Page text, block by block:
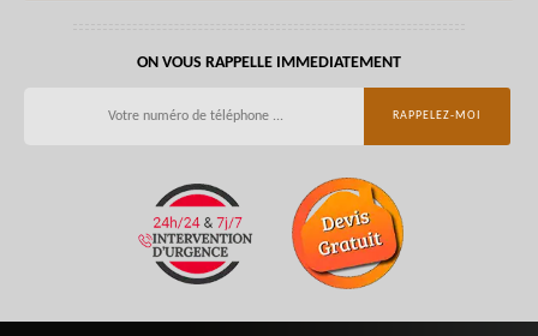
ON VOUS RAPPELLE IMMEDIATEMENT